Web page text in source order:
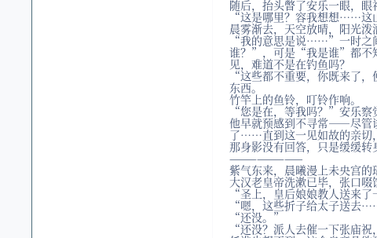
随后，抬头瞥了安乐一眼，眼
“这是哪里？容我想想……这
晨雾渐去，天空放晴，阳光泼
“我的意思是说……”一时之间
谁？”，可是“我是谁”都不
见，难道不是在钓鱼吗？
“这些都不重要，你既来了，
东西。
竹竿上的鱼铃，叮铃作响。
“您是在，等我吗？”安乐察
他早就预感到不寻常——尽管
了……直到这一见如故的亲切
那身影没有回答，只是缓缓转
————————
紫气东来，晨曦漫上未央宫的
大汉老皇帝洗漱已毕，张口啜
“圣上，皇后娘娘教人送来
“嗯，这些折子给太子送去
“还没。”
“还没？派人去催一下张庙